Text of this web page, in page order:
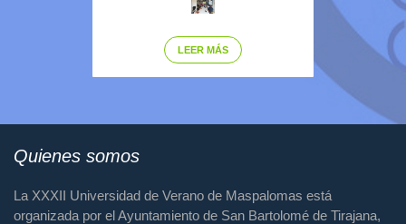
LEER MÁS
Quienes somos
La XXXII Universidad de Verano de Maspalomas está
organizada por el Ayuntamiento de San Bartolomé de Tirajana,